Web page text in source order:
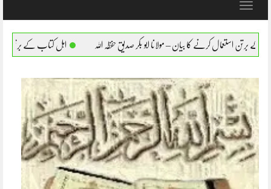
Toggle
ابو بکر صدیق حفظہ اللہ اہل کتاب کے برتن استعمال کرنے کا بیان – مولانا ابو بکر